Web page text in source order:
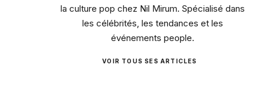
la culture pop chez Nil Mirum. Spécialisé dans
les célébrités, les tendances et les
événements people.
VOIR TOUS SES ARTICLES